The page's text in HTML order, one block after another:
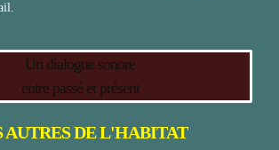
Un dialogue sonore
entre passé et présent
AUTRES DE L'HABITAT